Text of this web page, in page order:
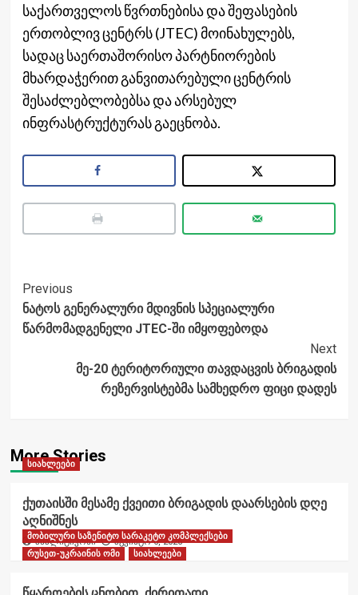
საქართველოს წვრთნებისა და შეფასების
ერთობლივ ცენტრს (JTEC) მოინახულებს,
სადაც საერთაშორისო პარტნიორების
მხარდაჭერით განვითარებული ცენტრის
შესაძლებლობებსა და არსებულ
ინფრასტრუქტურას გაეცნობა.
Post
Navigation
Previous
ნატოს გენერალური მდივნის სპეციალური
წარმომადგენელი JTEC-ში იმყოფებოდა
Next
მე-20 ტერიტორიული თავდაცვის ბრიგადის
რეზერვისტებმა სამხედრო ფიცი დადეს
More Stories
სიახლეები
ქუთაისში მესამე ქვეითი ბრიგადის დაარსების დღე
აღნიშნეს
ანალიტიკოსი აგვისტო 6, 2026
მობილური საზენიტო სარაკეტო კომპლექსები
რუსეთ-უკრაინის ომი
სიახლეები